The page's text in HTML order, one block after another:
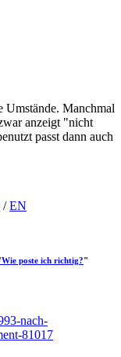
Manchmal
anzeigt "nicht
passt dann auch
/EN
poste ich richtig?"
nach-
81017